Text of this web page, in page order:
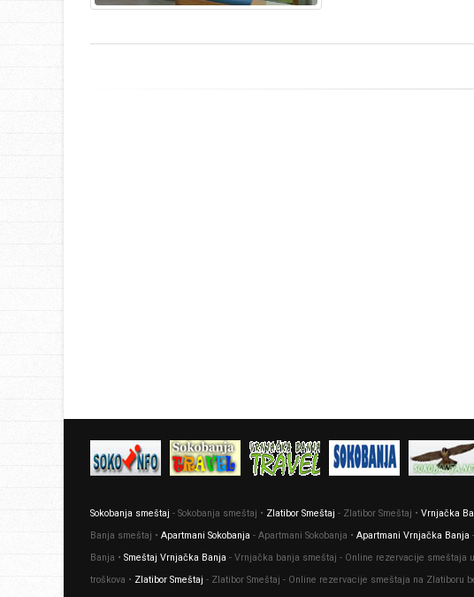
Sokobanja smeštaj - Sokobanja smeštaj • Zlatibor Smeštaj - Zlatibor Smeštaj • Vrnjačka
Banja smeštaj • Apartmani Sokobanja - Apartmani Sokobanja • Apartmani Vrnjačka Banja
Banja • Smeštaj Vrnjačka Banja - Vrnjačka banja smeštaj - Online rezervacije smeštaja
troškova • Zlatibor Smeštaj - Zlatibor Smeštaj - Online rezervacije smeštaja na Zlatiboru